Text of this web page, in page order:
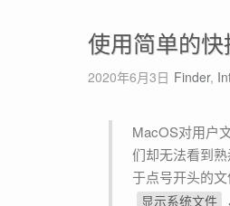
使用简单的快
2020年6月3日 Finder,
MacOS对用户文件和系统文件做了较为严格的区分，尽管Macintosh HD磁盘可以类比Unix下的根目录，但我
们却无法看到
于点号开头的
显示系统文件